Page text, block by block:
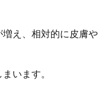
え、相対的に皮膚や
います。